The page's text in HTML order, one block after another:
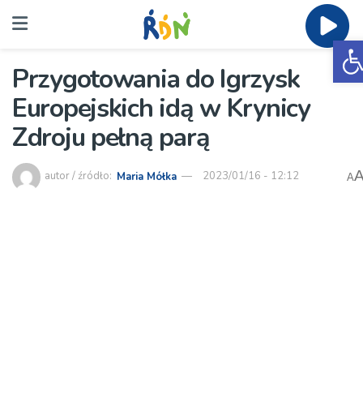
Przygotowania do Igrzysk
Europejskich idą w Krynicy
Zdroju pełną parą
autor / źródło: Maria Mółka 2023/01/16 - 12:12 A